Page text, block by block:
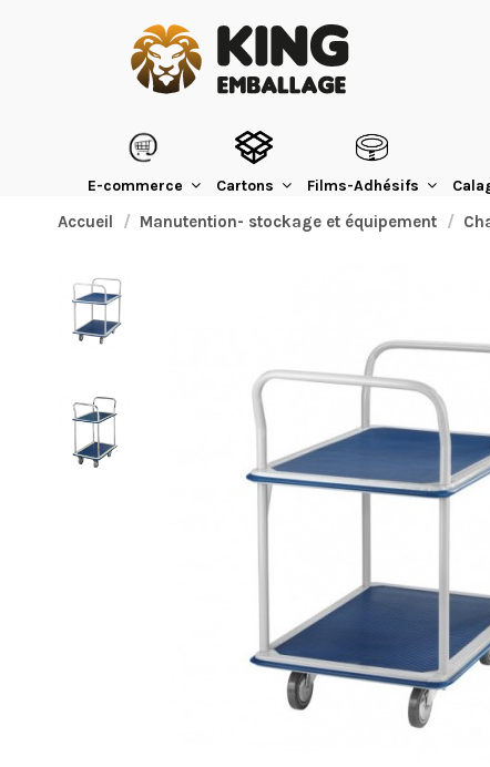
E-commerce Cartons Films-Adhésifs
Accueil Manutention- stockage et équipement